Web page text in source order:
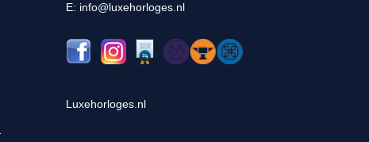
E: info@luxehorloges.nl
Luxehorloges.nl